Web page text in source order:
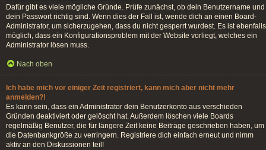
Dafür gibt es viele mögliche Gründe. Prüfe zunächst, ob dein Benutzername und
dein Passwort richtig sind. Wenn dies der Fall ist, wende dich an einen Board-
Administrator, um sicherzugehen, dass du nicht gesperrt wurdest. Es ist ebenfalls
möglich, dass ein Konfigurationsproblem mit der Website vorliegt, welches ein
Administrator lösen muss.
Nach oben
Ich habe mich vor einiger Zeit registriert, kann mich aber nicht mehr
anmelden?!
Es kann sein, dass ein Administrator dein Benutzerkonto aus verschieden
Gründen deaktiviert oder gelöscht hat. Außerdem löschen viele Boards
regelmäßig Benutzer, die für längere Zeit keine Beiträge geschrieben haben, um
die Datenbankgröße zu verringern. Registriere dich einfach erneut und nimm
aktiv an den Diskussionen teil!